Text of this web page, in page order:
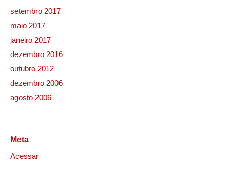
setembro 2017
maio 2017
janeiro 2017
dezembro 2016
outubro 2012
dezembro 2006
agosto 2006
Meta
Acessar